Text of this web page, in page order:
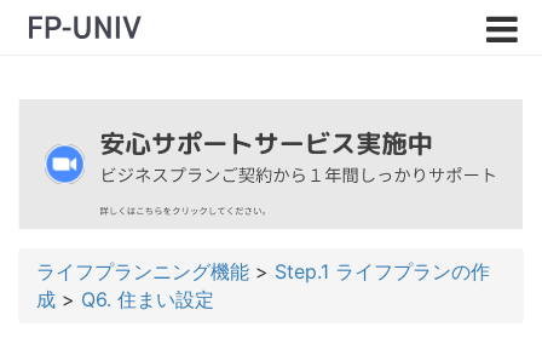
ライフプランニング機能 > Step.1 ライフプランの作
成 > Q6. 住まい設定